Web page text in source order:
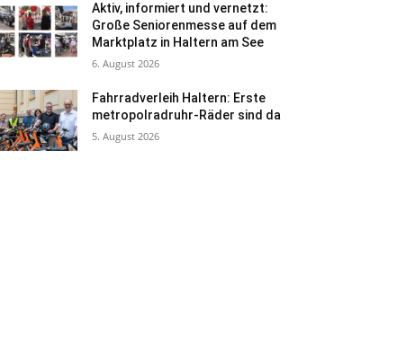
Aktiv, informiert und vernetzt:
Große Seniorenmesse auf dem
Marktplatz in Haltern am See
6. August 2026
Fahrradverleih Haltern: Erste
metropolradruhr-Räder sind da
5. August 2026